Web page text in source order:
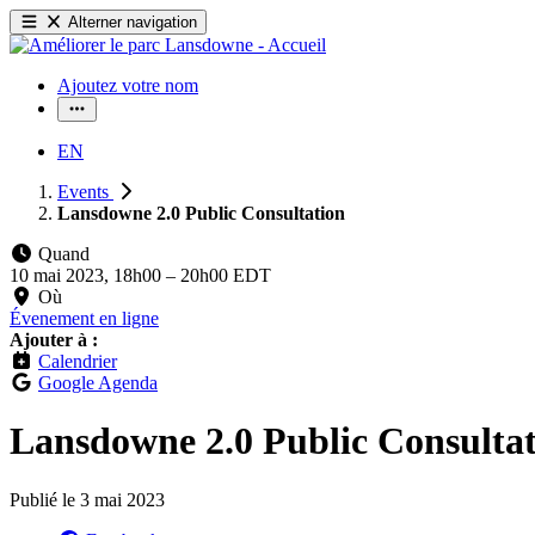
Alterner navigation
Ajoutez votre nom
EN
Events
Lansdowne 2.0 Public Consultation
Quand
10 mai 2023, 18h00 – 20h00 EDT
Où
Évenement en ligne
Ajouter à :
Calendrier
Google Agenda
Lansdowne 2.0 Public
Publié le 3 mai 2023